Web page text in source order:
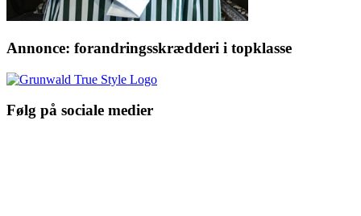
Annonce: forandringsskrædderi i topklasse
Følg på sociale medier